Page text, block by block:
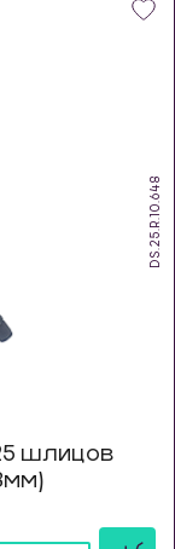
DS.25.R.10.648
шлицов